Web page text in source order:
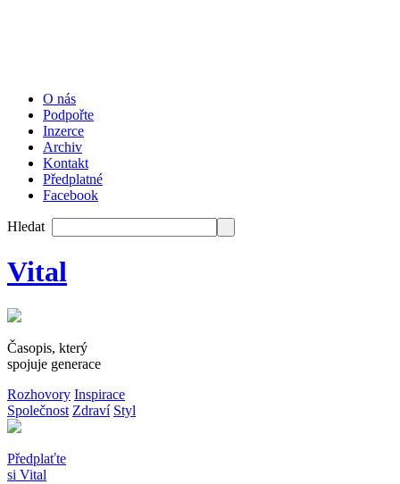
O nás
Podpořte
Inzerce
Archiv
Kontakt
Předplatné
Facebook
Hledat
Vital
Časopis, který
spojuje generace
Rozhovory Inspirace
Společnost Zdraví Styl
Předplaťte
si Vital